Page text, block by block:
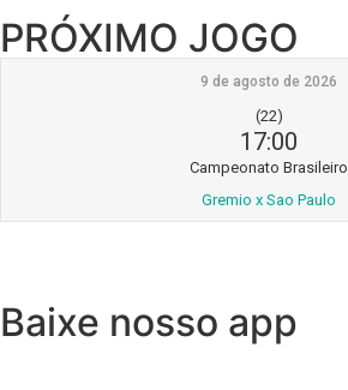
PRÓXIMO JOGO
9 de agosto de 2026
(22)
17:00
Campeonato Brasileiro
Gremio x Sao Paulo
Baixe nosso app